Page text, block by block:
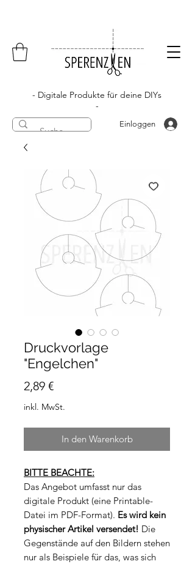
- Digitale Produkte für deine DIYs
-
Einloggen
Druckvorlage
"Engelchen"
2,89 €Preis
inkl. MwSt.
In den Warenkorb
BITTE BEACHTE:
Das Angebot umfasst nur das
digitale Produkt (eine Printable-
Datei im PDF-Format). Es wird kein
physischer Artikel versendet! Die
Gegenstände auf den Bildern stehen
nur als Beispiele für das, was sich